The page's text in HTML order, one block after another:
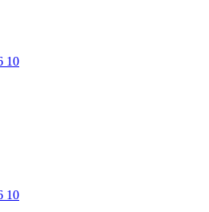
10
10